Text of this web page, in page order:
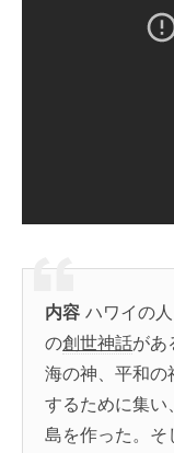
内容 ハワイの
の創世神話があ
海の神、平和の
するために集い
島を作った。